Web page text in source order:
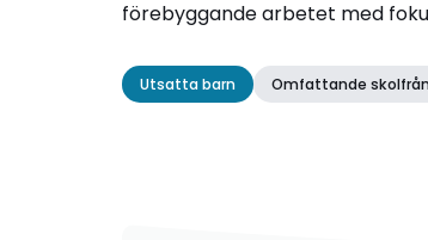
förebyggande arbetet med
Utsatta barn Omfattande